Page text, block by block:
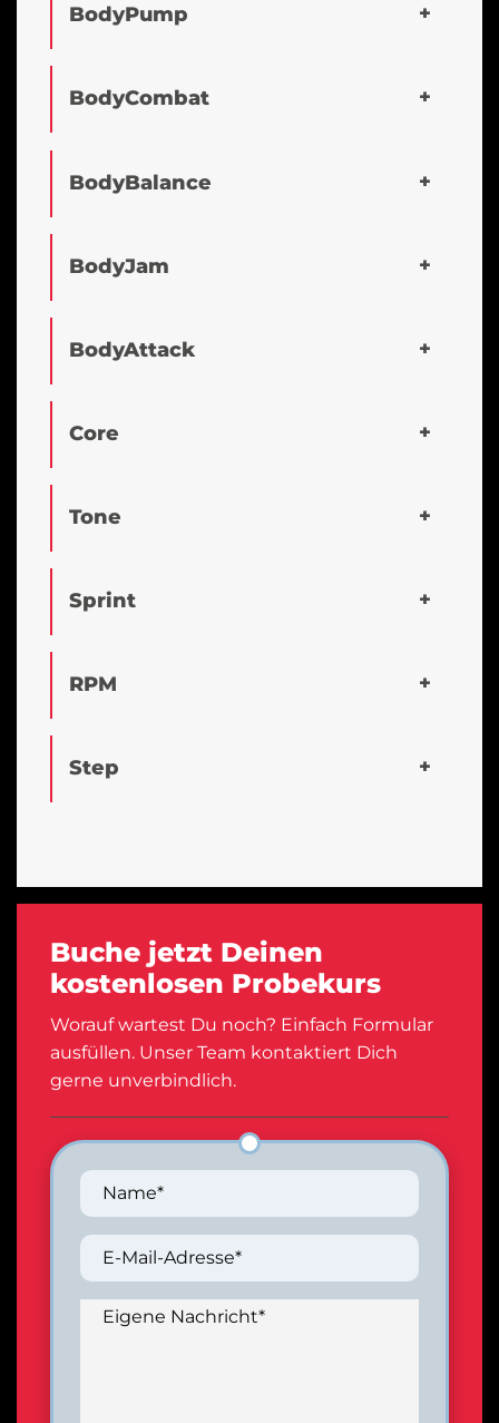
BodyPump
BodyCombat
BodyBalance
BodyJam
BodyAttack
Core
Tone
Sprint
RPM
Step
Buche jetzt Deinen
kostenlosen Probekurs
Worauf wartest Du noch? Einfach Formular
ausfüllen. Unser Team kontaktiert Dich
gerne unverbindlich.
Name*
E-Mail-Adresse*
Eigene Nachricht*